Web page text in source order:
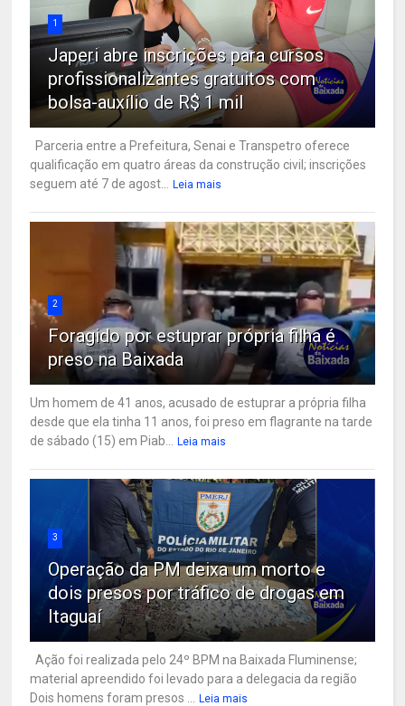
1
Japeri abre inscrições para cursos
profissionalizantes gratuitos com
bolsa-auxílio de R$ 1 mil
Parceria entre a Prefeitura, Senai e Transpetro oferece
qualificação em quatro áreas da construção civil; inscrições
seguem até 7 de agost...
Leia mais
2
Foragido por estuprar própria filha é
preso na Baixada
Um homem de 41 anos, acusado de estuprar a própria filha
desde que ela tinha 11 anos, foi preso em flagrante na tarde
de sábado (15) em Piab...
Leia mais
3
Operação da PM deixa um morto e
dois presos por tráfico de drogas em
Itaguaí
Ação foi realizada pelo 24º BPM na Baixada Fluminense;
material apreendido foi levado para a delegacia da região
Dois homens foram presos ...
Leia mais